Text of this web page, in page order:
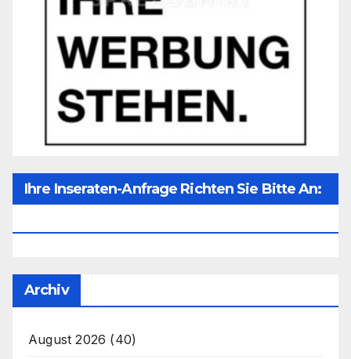
Ihre Inseraten-Anfrage Richten Sie Bitte An:
Archiv
August 2026 (40)